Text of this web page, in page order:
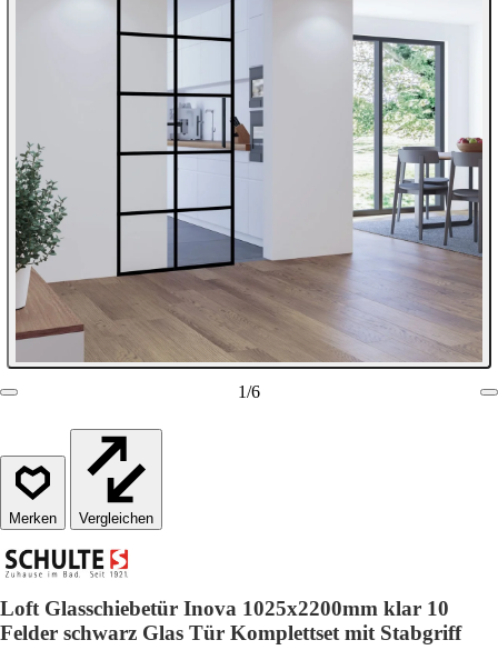
1/6
Vergleichen
Loft Glasschiebetür Inova 1025x2200mm klar 10
Felder schwarz Glas Tür Komplettset mit Stabgriff